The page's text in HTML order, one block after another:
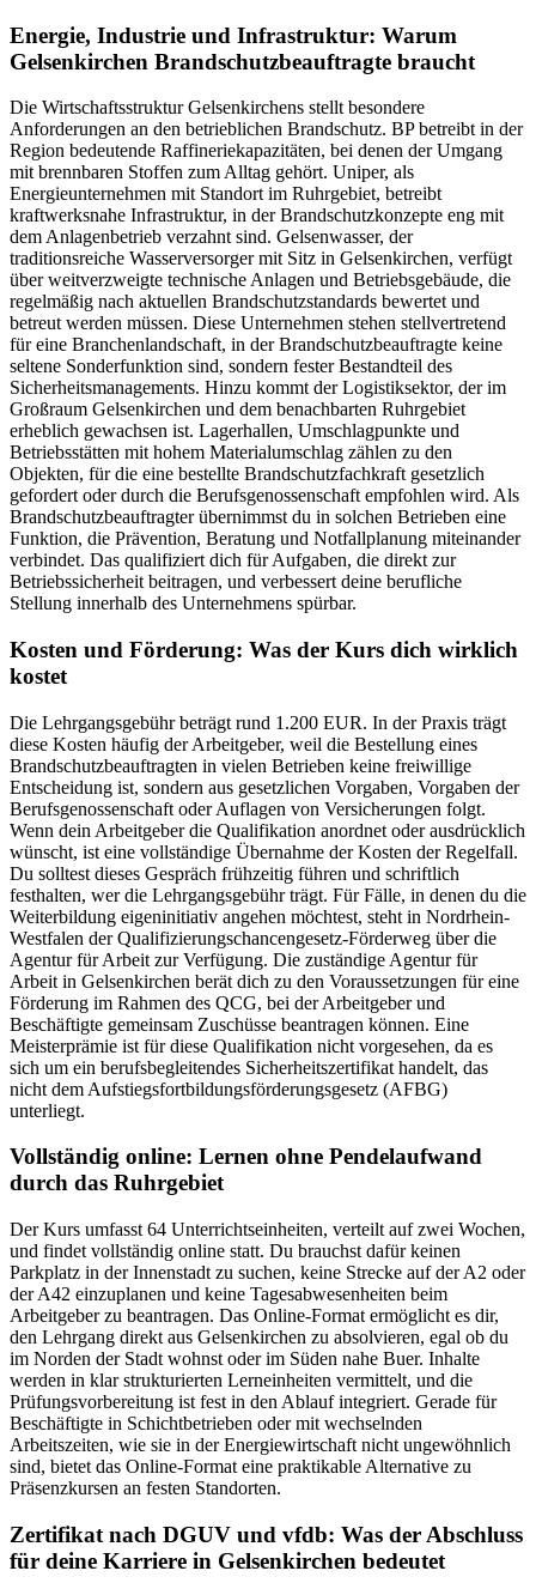
Energie, Industrie und Infrastruktur: Warum
Gelsenkirchen Brandschutzbeauftragte braucht
Die Wirtschaftsstruktur Gelsenkirchens stellt besondere
Anforderungen an den betrieblichen Brandschutz. BP betreibt in der
Region bedeutende Raffineriekapazitäten, bei denen der Umgang
mit brennbaren Stoffen zum Alltag gehört. Uniper, als
Energieunternehmen mit Standort im Ruhrgebiet, betreibt
kraftwerksnahe Infrastruktur, in der Brandschutzkonzepte eng mit
dem Anlagenbetrieb verzahnt sind. Gelsenwasser, der
traditionsreiche Wasserversorger mit Sitz in Gelsenkirchen, verfügt
über weitverzweigte technische Anlagen und Betriebsgebäude, die
regelmäßig nach aktuellen Brandschutzstandards bewertet und
betreut werden müssen. Diese Unternehmen stehen stellvertretend
für eine Branchenlandschaft, in der Brandschutzbeauftragte keine
seltene Sonderfunktion sind, sondern fester Bestandteil des
Sicherheitsmanagements. Hinzu kommt der Logistiksektor, der im
Großraum Gelsenkirchen und dem benachbarten Ruhrgebiet
erheblich gewachsen ist. Lagerhallen, Umschlagpunkte und
Betriebsstätten mit hohem Materialumschlag zählen zu den
Objekten, für die eine bestellte Brandschutzfachkraft gesetzlich
gefordert oder durch die Berufsgenossenschaft empfohlen wird. Als
Brandschutzbeauftragter übernimmst du in solchen Betrieben eine
Funktion, die Prävention, Beratung und Notfallplanung miteinander
verbindet. Das qualifiziert dich für Aufgaben, die direkt zur
Betriebssicherheit beitragen, und verbessert deine berufliche
Stellung innerhalb des Unternehmens spürbar.
Kosten und Förderung: Was der Kurs dich wirklich
kostet
Die Lehrgangsgebühr beträgt rund 1.200 EUR. In der Praxis trägt
diese Kosten häufig der Arbeitgeber, weil die Bestellung eines
Brandschutzbeauftragten in vielen Betrieben keine freiwillige
Entscheidung ist, sondern aus gesetzlichen Vorgaben, Vorgaben der
Berufsgenossenschaft oder Auflagen von Versicherungen folgt.
Wenn dein Arbeitgeber die Qualifikation anordnet oder ausdrücklich
wünscht, ist eine vollständige Übernahme der Kosten der Regelfall.
Du solltest dieses Gespräch frühzeitig führen und schriftlich
festhalten, wer die Lehrgangsgebühr trägt. Für Fälle, in denen du die
Weiterbildung eigeninitiativ angehen möchtest, steht in Nordrhein-
Westfalen der Qualifizierungschancengesetz-Förderweg über die
Agentur für Arbeit zur Verfügung. Die zuständige Agentur für
Arbeit in Gelsenkirchen berät dich zu den Voraussetzungen für eine
Förderung im Rahmen des QCG, bei der Arbeitgeber und
Beschäftigte gemeinsam Zuschüsse beantragen können. Eine
Meisterprämie ist für diese Qualifikation nicht vorgesehen, da es
sich um ein berufsbegleitendes Sicherheitszertifikat handelt, das
nicht dem Aufstiegsfortbildungsförderungsgesetz (AFBG)
unterliegt.
Vollständig online: Lernen ohne Pendelaufwand
durch das Ruhrgebiet
Der Kurs umfasst 64 Unterrichtseinheiten, verteilt auf zwei Wochen,
und findet vollständig online statt. Du brauchst dafür keinen
Parkplatz in der Innenstadt zu suchen, keine Strecke auf der A2 oder
der A42 einzuplanen und keine Tagesabwesenheiten beim
Arbeitgeber zu beantragen. Das Online-Format ermöglicht es dir,
den Lehrgang direkt aus Gelsenkirchen zu absolvieren, egal ob du
im Norden der Stadt wohnst oder im Süden nahe Buer. Inhalte
werden in klar strukturierten Lerneinheiten vermittelt, und die
Prüfungsvorbereitung ist fest in den Ablauf integriert. Gerade für
Beschäftigte in Schichtbetrieben oder mit wechselnden
Arbeitszeiten, wie sie in der Energiewirtschaft nicht ungewöhnlich
sind, bietet das Online-Format eine praktikable Alternative zu
Präsenzkursen an festen Standorten.
Zertifikat nach DGUV und vfdb: Was der Abschluss
für deine Karriere in Gelsenkirchen bedeutet